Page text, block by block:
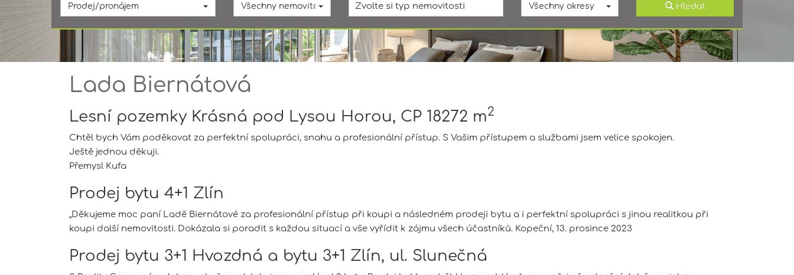
Prodej/pronájem Všechny nemovitosti
Zvolte si typ nemovitosti
Všechny okresy Hledat
Lada Biernátová
Lesní pozemky Krásná pod Lysou Horou, CP 18272 m2
Chtěl bych Vám poděkovat za perfektní spolupráci, snahu a profesionální přístup. S Vašim přístupem a službami jsem velice spokojen.
Ještě jednou děkuji.
Přemysl Kufa
Prodej bytu 4+1 Zlín
„Děkujeme moc paní Ladě Biernátové za profesionální přístup při koupi a následném prodeji bytu a i perfektní spolupráci s jinou realitkou při
koupi další nemovitosti. Dokázala si poradit s každou situací a vše vyřídit k zájmu všech účastníků. Kopeční, 13. prosince 2023
Prodej bytu 3+1 Hvozdná a bytu 3+1 Zlín, ul. Slunečná